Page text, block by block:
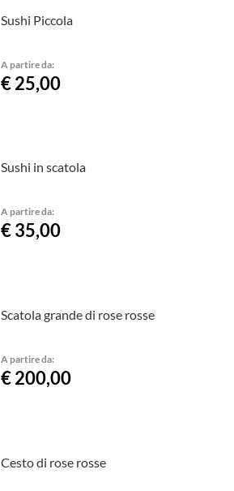
Sushi Piccola
A partire da:
€ 25,00
Sushi in scatola
A partire da:
€ 35,00
Scatola grande di rose rosse
A partire da:
€ 200,00
Cesto di rose rosse